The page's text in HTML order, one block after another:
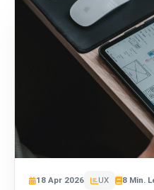
18 Apr 2026 UX 8 Min.